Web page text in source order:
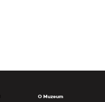
O Muzeum